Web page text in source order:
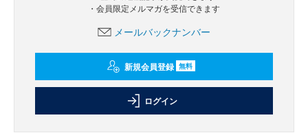
・会員限定メルマガを受信できます
メールバックナンバー
新規会員登録 無料
ログイン